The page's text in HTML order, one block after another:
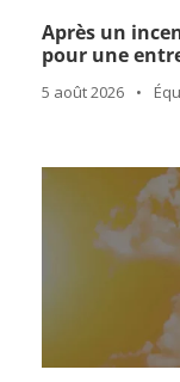
Après un
pour une
5 août 2026 •